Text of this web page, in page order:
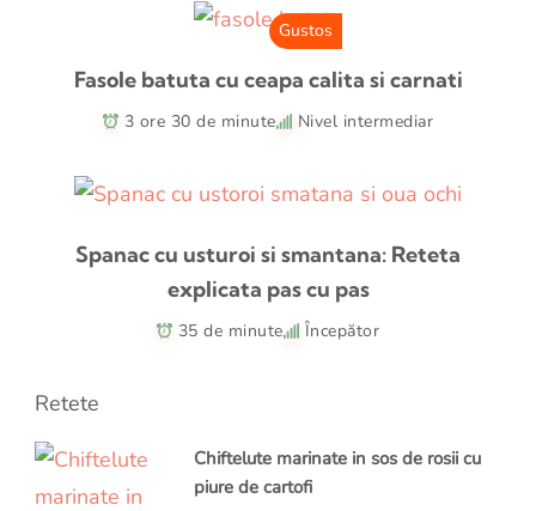
Gustos
Fasole batuta cu ceapa calita si carnati
3 ore 30 de minute Nivel intermediar
Spanac cu usturoi si smantana: Reteta
explicata pas cu pas
35 de minute Începător
Retete
Chiftelute marinate in sos de rosii cu
piure de cartofi